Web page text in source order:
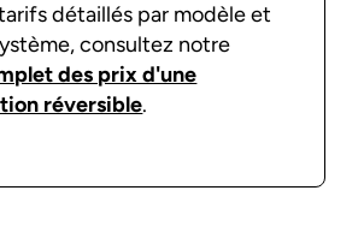
détaillés par modèle et
consultez notre
des prix d'une
réversible.